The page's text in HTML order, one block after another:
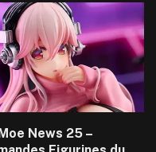
News 25 –